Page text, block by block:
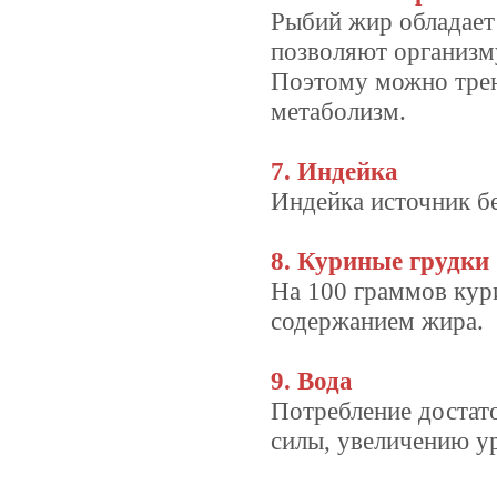
Рыбий жир
позволяют
Поэтому можно
метаболизм.
7. Индейка
Индейка источник
8. Куриные грудки
На 100 граммов
содержанием жира.
9. Вода
Потребление
силы, увеличению